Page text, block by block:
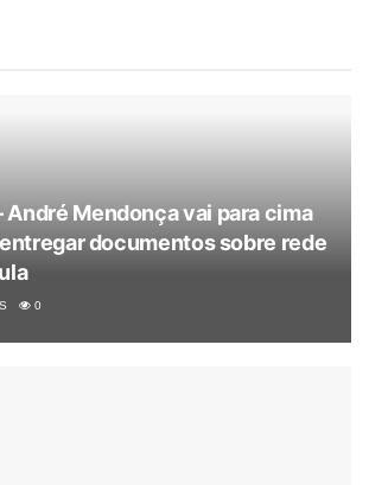
André Mendonça vai para cima
documentos sobre rede
0